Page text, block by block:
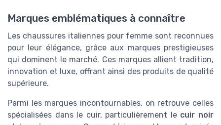
Marques emblématiques à connaître
Les chaussures italiennes pour femme sont reconnues
pour leur élégance, grâce aux marques prestigieuses
qui dominent le marché. Ces marques allient tradition,
innovation et luxe, offrant ainsi des produits de qualité
supérieure.
Parmi les marques incontournables, on retrouve celles
spécialisées dans le cuir, particulièrement le cuir noir